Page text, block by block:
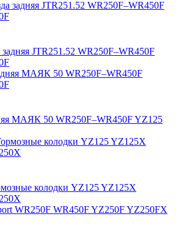
JTR251.52 WR250F–WR450F
МАЯК 50 WR250F–WR450F YZ125
колодки YZ125 YZ125X